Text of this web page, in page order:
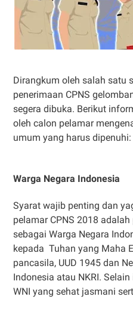
Dirangkum oleh salah satu
penerimaan CPNS
segera dibuka. Berikut
oleh calon pelamar
umum yang harus dipenuhi:
Warga Negara Indonesia
Syarat wajib penting dan
pelamar CPNS 2018
sebagai Warga Negara
kepada Tuhan yang Maha
pancasila, UUD 1945 dan
Indonesia atau NKRI.
WNI yang sehat jasmani